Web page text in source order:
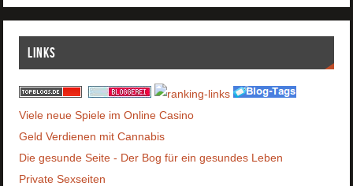
Links
Viele neue Spiele im Online Casino
Geld Verdienen mit Cannabis
Die gesunde Seite - Der Bog für ein gesundes Leben
Private Sexseiten